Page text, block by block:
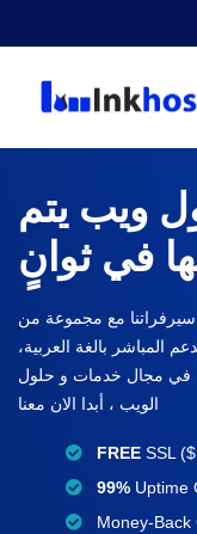
ويب يتم
في ثوانٍ
سيرفراتنا مع مجموعة من
المباشر بالغة العربية،
في مجال خدمات و حلول
الويب ، أبدا الان معنا
FREE SSL
99% Uptime
Money-Back